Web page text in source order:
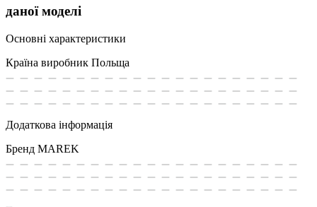
даної моделі
Основні характеристики
Країна виробник Польща
Додаткова інформація
Бренд MAREK